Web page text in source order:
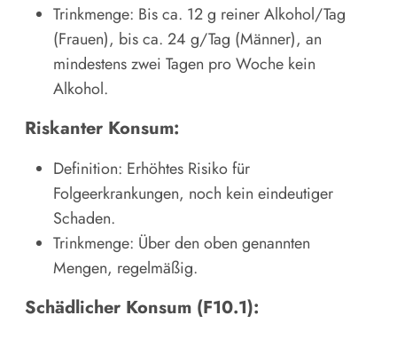
Trinkmenge: Bis ca. 12 g reiner Alkohol/Tag
(Frauen), bis ca. 24 g/Tag (Männer), an
mindestens zwei Tagen pro Woche kein
Alkohol.
Riskanter Konsum:
Definition: Erhöhtes Risiko für
Folgeerkrankungen, noch kein eindeutiger
Schaden.
Trinkmenge: Über den oben genannten
Mengen, regelmäßig.
Schädlicher Konsum (F10.1):